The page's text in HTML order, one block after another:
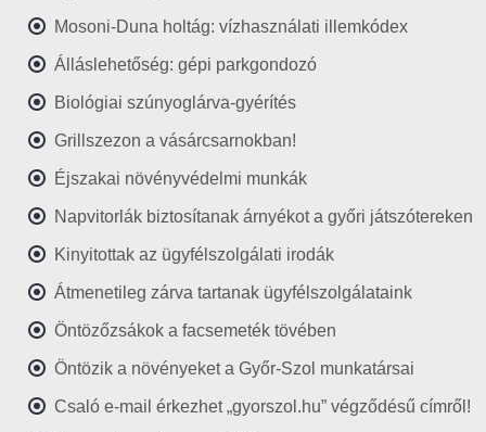
Mosoni-Duna holtág: vízhasználati illemkódex
Álláslehetőség: gépi parkgondozó
Biológiai szúnyoglárva-gyérítés
Grillszezon a vásárcsarnokban!
Éjszakai növényvédelmi munkák
Napvitorlák biztosítanak árnyékot a győri játszótereken
Kinyitottak az ügyfélszolgálati irodák
Átmenetileg zárva tartanak ügyfélszolgálataink
Öntözőzsákok a facsemeték tövében
Öntözik a növényeket a Győr-Szol munkatársai
Csaló e-mail érkezhet „gyorszol.hu” végződésű címről!